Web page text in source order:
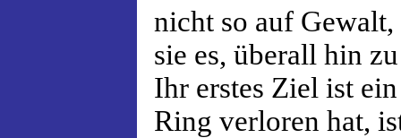
nicht so auf Gewalt,
sie es, überall hin
Ihr erstes Ziel ist
Ring verloren hat,